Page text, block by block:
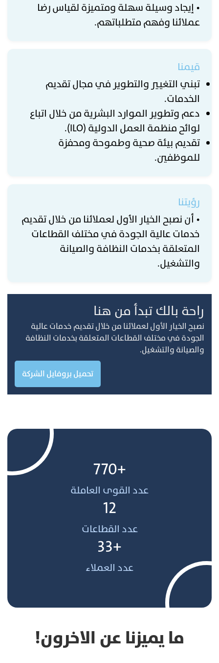
• إيجاد وسيلة سهلة ومتميزة لقياس رضا
عملائنا وفهم متطلباتهم.
قيمنا
تبني التغيير والتطوير في مجال تقديم
الخدمات.
دعم وتطوير الموارد البشرية من خلال اتباع
لوائح منظمة العمل الدولية (ILO).
تقديم بيئة صحية وطموحة ومحفزة
للموظفين.
رؤيتنا
• أن نصبح الخيار الأول لعملائنا من خلال تقديم
خدمات عالية الجودة في مختلف القطاعات
المتعلقة بخدمات النظافة والصيانة
والتشغيل.
راحة بالك تبدأ من هنا
نصبح الخيار الأول لعملائنا من خلال تقديم خدمات عالية
الجودة في مختلف القطاعات المتعلقة بخدمات النظافة
والصيانة والتشغيل.
تحميل بروفايل الشركة
+770
عدد القوى العاملة
12
عدد القطاعات
+33
عدد العملاء
ما يميزنا عن الاخرون!